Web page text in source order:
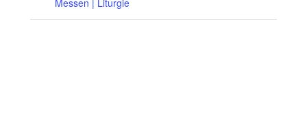
Messen | Liturgie